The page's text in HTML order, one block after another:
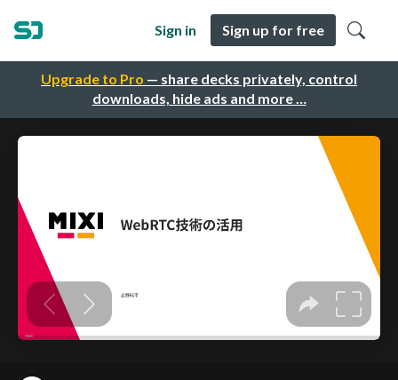
Upgrade to Pro — share decks privately, control
downloads, hide ads and more …
Sign in Sign up for free